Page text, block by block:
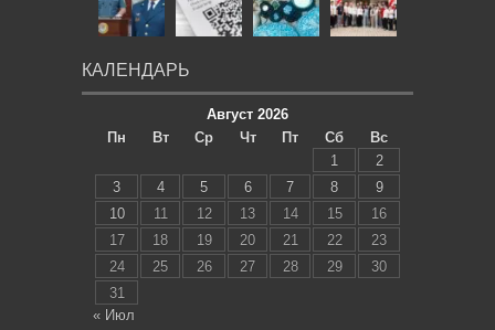
КАЛЕНДАРЬ
Август 2026
Пн
Вт Ср Чт Пт Сб
Вс
1
2
3
4 5 6 7 8
9
10
11 12 13 14 15
16
17
18 19 20 21 22
23
24
25 26 27 28 29
30
31
« Июл